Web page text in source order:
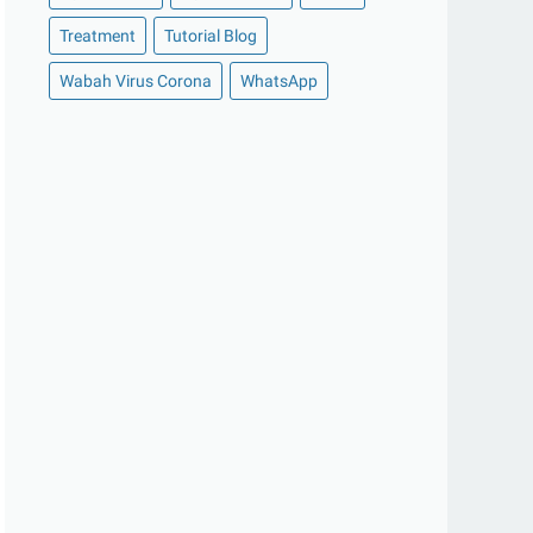
►September 2020(8)
►Agustus 2020
(13)
Treatment Tutorial Blog
Wabah Virus Corona WhatsApp